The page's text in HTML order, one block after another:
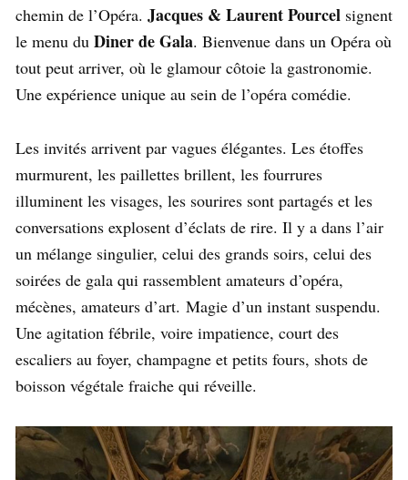
chemin de l’Opéra. Jacques & Laurent Pourcel signent
le menu du Diner de Gala. Bienvenue dans un Opéra où
tout peut arriver, où le glamour côtoie la gastronomie.
Une expérience unique au sein de l’opéra comédie.
Les invités arrivent par vagues élégantes. Les étoffes
murmurent, les paillettes brillent, les fourrures
illuminent les visages, les sourires sont partagés et les
conversations explosent d’éclats de rire. Il y a dans l’air
un mélange singulier, celui des grands soirs, celui des
soirées de gala qui rassemblent amateurs d’opéra,
mécènes, amateurs d’art. Magie d’un instant suspendu.
Une agitation fébrile, voire impatience, court des
escaliers au foyer, champagne et petits fours, shots de
boisson végétale fraiche qui réveille.